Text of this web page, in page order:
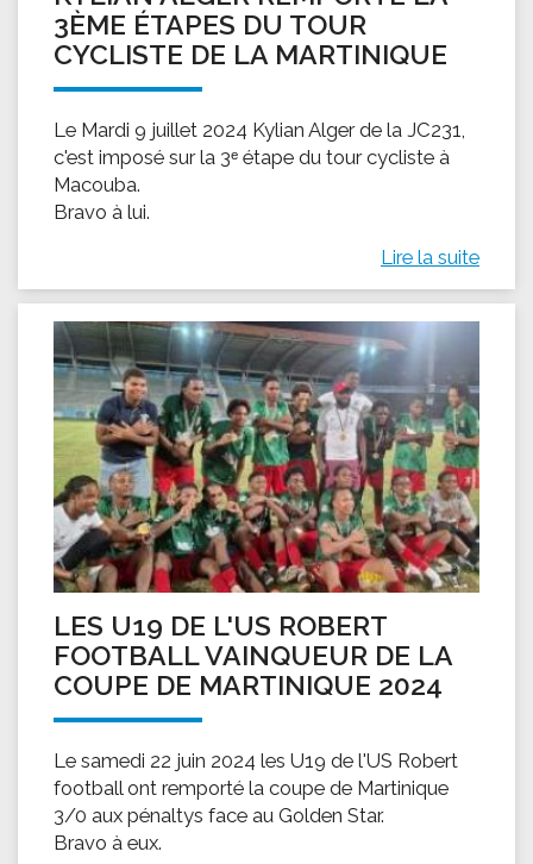
3ÈME ÉTAPES DU TOUR
CYCLISTE DE LA MARTINIQUE
Le Mardi 9 juillet 2024 Kylian Alger de la JC231,
c'est imposé sur la 3ᵉ étape du tour cycliste à
Macouba.
Bravo à lui.
Lire la suite
LES U19 DE L'US ROBERT
FOOTBALL VAINQUEUR DE LA
COUPE DE MARTINIQUE 2024
Le samedi 22 juin 2024 les U19 de l'US Robert
football ont remporté la coupe de Martinique
3/0 aux pénaltys face au Golden Star.
Bravo à eux.